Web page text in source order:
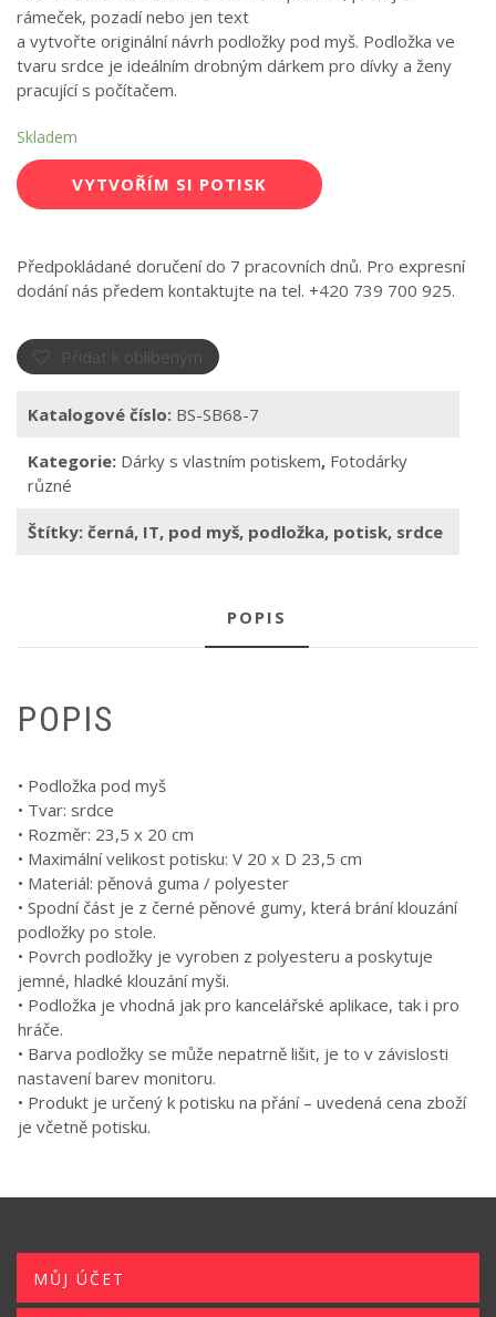
rámeček, pozadí nebo jen text
a vytvořte originální návrh podložky pod myš. Podložka ve
tvaru srdce je ideálním drobným dárkem pro dívky a ženy
pracující s počítačem.
Skladem
VYTVOŘÍM SI POTISK
Předpokládané doručení do 7 pracovních dnů. Pro expresní
dodání nás předem kontaktujte na tel. +420 739 700 925.
Přidat k oblíbeným
Katalogové číslo: BS-SB68-7
Kategorie: Dárky s vlastním potiskem, Fotodárky
různé
Štítky: černá, IT, pod myš, podložka, potisk, srdce
POPIS
POPIS
• Podložka pod myš
• Tvar: srdce
• Rozměr: 23,5 x 20 cm
• Maximální velikost potisku: V 20 x D 23,5 cm
• Materiál: pěnová guma / polyester
• Spodní část je z černé pěnové gumy, která brání klouzání
podložky po stole.
• Povrch podložky je vyroben z polyesteru a poskytuje
jemné, hladké klouzání myši.
• Podložka je vhodná jak pro kancelářské aplikace, tak i pro
hráče.
• Barva podložky se může nepatrně lišit, je to v závislosti
nastavení barev monitoru.
• Produkt je určený k potisku na přání – uvedená cena zboží
je včetně potisku.
MŮJ ÚČET